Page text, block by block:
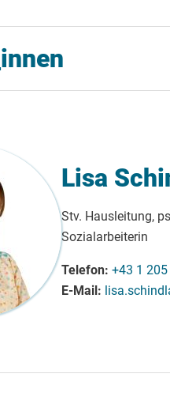
Lisa
Stv. Hausleitung,
Sozialarbeiterin
Telefon +43 1
E-Mail